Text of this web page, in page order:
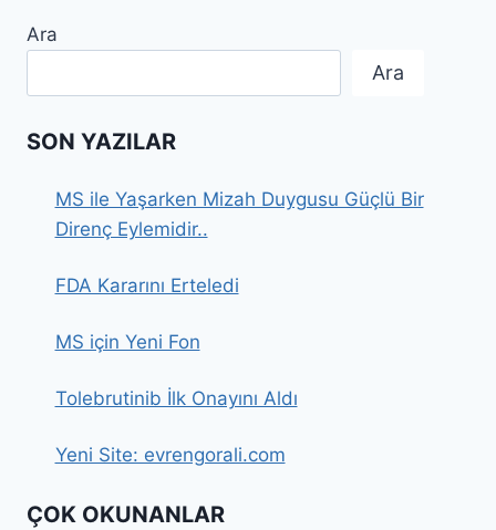
Ara
Ara
SON YAZILAR
MS ile Yaşarken Mizah Duygusu Güçlü Bir
Direnç Eylemidir..
FDA Kararını Erteledi
MS için Yeni Fon
Tolebrutinib İlk Onayını Aldı
Yeni Site: evrengorali.com
ÇOK OKUNANLAR